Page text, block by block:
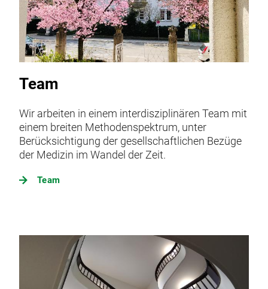
Team
Wir arbeiten in einem interdisziplinären Team mit
einem breiten Methodenspektrum, unter
Berücksichtigung der gesellschaftlichen Bezüge
der Medizin im Wandel der Zeit.
Team